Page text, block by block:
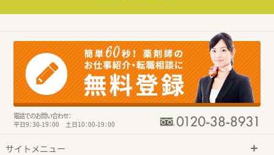
電話でのお問い合わせ：
平日9：30-19：00 土日10：00-19：00
サイトメニュー